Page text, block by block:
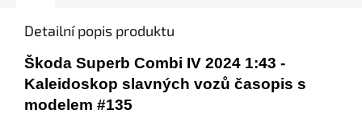
Detailní popis produktu
Škoda Superb Combi IV 2024 1:43 -
Kaleidoskop slavných vozů časopis s
modelem #135